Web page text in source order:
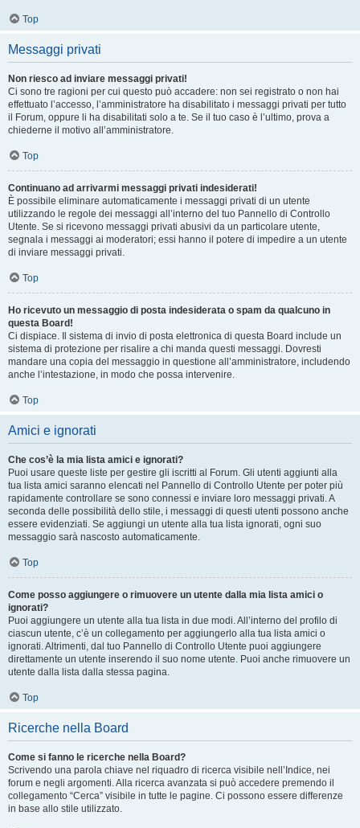
Top
Messaggi privati
Non riesco ad inviare messaggi privati!
Ci sono tre ragioni per cui questo può accadere: non sei registrato o non hai
effettuato l’accesso, l’amministratore ha disabilitato i messaggi privati per tutto
il Forum, oppure li ha disabilitati solo a te. Se il tuo caso è l’ultimo, prova a
chiederne il motivo all’amministratore.
Top
Continuano ad arrivarmi messaggi privati indesiderati!
È possibile eliminare automaticamente i messaggi privati ​​di un utente
utilizzando le regole dei messaggi all’interno del tuo Pannello di Controllo
Utente. Se si ricevono messaggi privati ​​abusivi da un particolare utente,
segnala i messaggi ai moderatori; essi hanno il potere di impedire a un utente
di inviare messaggi privati​​.
Top
Ho ricevuto un messaggio di posta indesiderata o spam da qualcuno in
questa Board!
Ci dispiace. Il sistema di invio di posta elettronica di questa Board include un
sistema di protezione per risalire a chi manda questi messaggi. Dovresti
mandare una copia del messaggio in questione all’amministratore, includendo
anche l’intestazione, in modo che possa intervenire.
Top
Amici e ignorati
Che cos’è la mia lista amici e ignorati?
Puoi usare queste liste per gestire gli iscritti al Forum. Gli utenti aggiunti alla
tua lista amici saranno elencati nel Pannello di Controllo Utente per poter più
rapidamente controllare se sono connessi e inviare loro messaggi privati. A
seconda delle possibilità dello stile, i messaggi di questi utenti possono anche
essere evidenziati. Se aggiungi un utente alla tua lista ignorati, ogni suo
messaggio sarà nascosto automaticamente.
Top
Come posso aggiungere o rimuovere un utente dalla mia lista amici o
ignorati?
Puoi aggiungere un utente alla tua lista in due modi. All’interno del profilo di
ciascun utente, c’è un collegamento per aggiungerlo alla tua lista amici o
ignorati. Altrimenti, dal tuo Pannello di Controllo Utente puoi aggiungere
direttamente un utente inserendo il suo nome utente. Puoi anche rimuovere un
utente dalla lista dalla stessa pagina.
Top
Ricerche nella Board
Come si fanno le ricerche nella Board?
Scrivendo una parola chiave nel riquadro di ricerca visibile nell’Indice, nei
forum e negli argomenti. Alla ricerca avanzata si può accedere premendo il
collegamento “Cerca” visibile in tutte le pagine. Ci possono essere differenze
in base allo stile utilizzato.